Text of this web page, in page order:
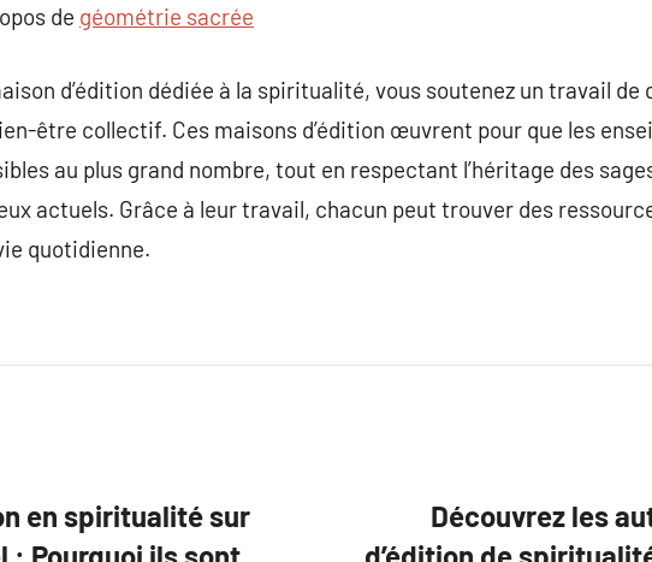
de géométrie sacrée
d’édition dédiée à la spiritualité, vous soutenez un travail de
être collectif. Ces maisons d’édition œuvrent pour que les
au plus grand nombre, tout en respectant l’héritage des
actuels. Grâce à leur travail, chacun peut trouver des
quotidienne.
en spiritualité sur
Découvrez les